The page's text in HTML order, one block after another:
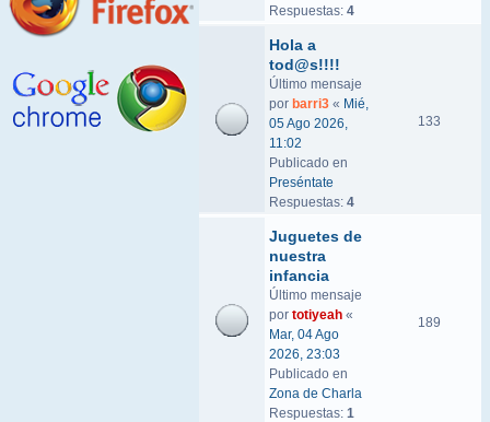
Respuestas: 4
Hola a
tod@s!!!!
Último mensaje
por barri3 « Mié,
05 Ago 2026,
11:02
Publicado en
Preséntate
Respuestas: 4
133
Juguetes de
nuestra
infancia
Último mensaje
por totiyeah «
Mar, 04 Ago
2026, 23:03
Publicado en
Zona de Charla
Respuestas: 1
189